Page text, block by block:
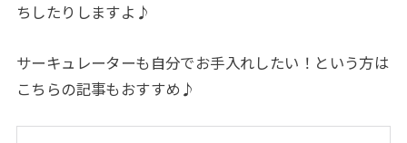
ちしたりしますよ♪
サーキュレーターも自分でお手入れしたい！という方は
こちらの記事もおすすめ♪